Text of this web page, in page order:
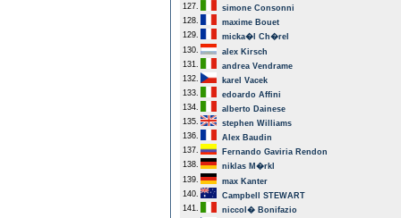
127.
simone Consonni
128.
maxime Bouet
129.
micka�l Ch�rel
130.
alex Kirsch
131.
andrea Vendrame
132.
karel Vacek
133.
edoardo Affini
134.
alberto Dainese
135.
stephen Williams
136.
Alex Baudin
137.
Fernando Gaviria Rendon
138.
niklas M�rkl
139.
max Kanter
140.
Campbell STEWART
141.
niccol� Bonifazio